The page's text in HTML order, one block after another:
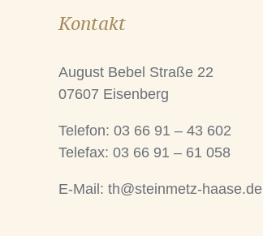
Kontakt
August Bebel Straße 22
07607 Eisenberg
Telefon: 03 66 91 – 43 602
Telefax: 03 66 91 – 61 058
E-Mail: th@steinmetz-haase.de